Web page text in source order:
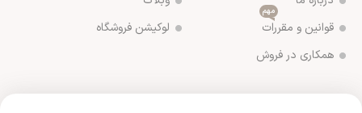
قوانین و مقررات
مهم
همکاری در فروش
لوکیشن فروشگاه